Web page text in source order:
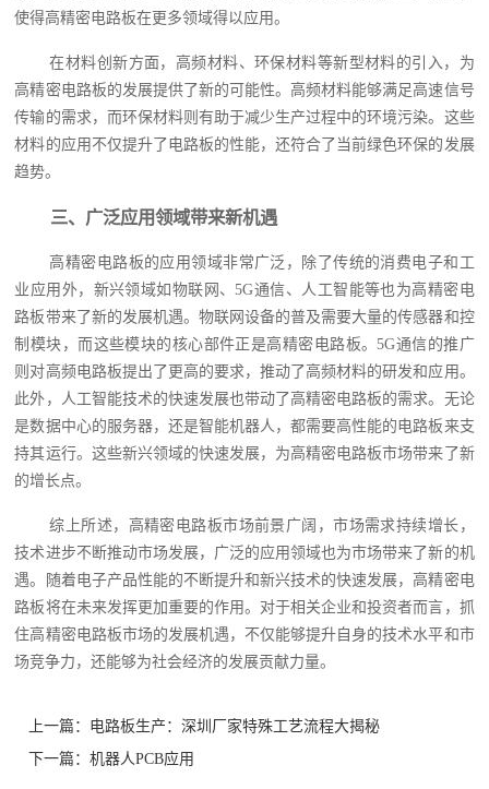
使得高精密电路板在更多领域得以应用。
在材料创新方面，高频材料、环保材料等新型材料的引入，为
高精密电路板的发展提供了新的可能性。高频材料能够满足高速信号
传输的需求，而环保材料则有助于减少生产过程中的环境污染。这些
材料的应用不仅提升了电路板的性能，还符合了当前绿色环保的发展
趋势。
三、广泛应用领域带来新机遇
高精密电路板的应用领域非常广泛，除了传统的消费电子和工
业应用外，新兴领域如物联网、5G通信、人工智能等也为高精密电
路板带来了新的发展机遇。物联网设备的普及需要大量的传感器和控
制模块，而这些模块的核心部件正是高精密电路板。5G通信的推广
则对高频电路板提出了更高的要求，推动了高频材料的研发和应用。
此外，人工智能技术的快速发展也带动了高精密电路板的需求。无论
是数据中心的服务器，还是智能机器人，都需要高性能的电路板来支
持其运行。这些新兴领域的快速发展，为高精密电路板市场带来了新
的增长点。
综上所述，高精密电路板市场前景广阔，市场需求持续增长，
技术进步不断推动市场发展，广泛的应用领域也为市场带来了新的机
遇。随着电子产品性能的不断提升和新兴技术的快速发展，高精密电
路板将在未来发挥更加重要的作用。对于相关企业和投资者而言，抓
住高精密电路板市场的发展机遇，不仅能够提升自身的技术水平和市
场竞争力，还能够为社会经济的发展贡献力量。
上一篇：
电路板生产：深圳厂家特殊工艺流程大揭秘
下一篇：机器人PCB应用